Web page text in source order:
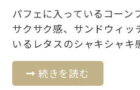
パフェに入っているコーン
サクサク感、サンドウィッ
いるレタスのシャキシャキ
続きを読む